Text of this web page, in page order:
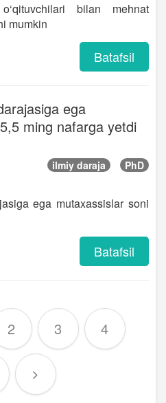
bilan mehnat
mumkin
Batafsil
ega
ming nafarga yetdi
ilmiy daraja PhD
ega mutaxassislar soni
Batafsil
2 3 4